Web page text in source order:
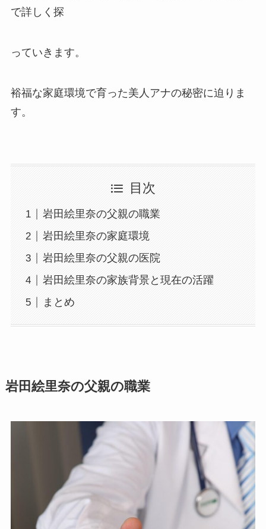
で詳しく探
っていきます。
裕福な家庭環境で育った美人アナの秘密に迫りま
す。
目次
岩田絵里奈の父親の職業
岩田絵里奈の家庭環境
岩田絵里奈の父親の医院
岩田絵里奈の家族背景と現在の活躍
まとめ
岩田絵里奈の父親の職業